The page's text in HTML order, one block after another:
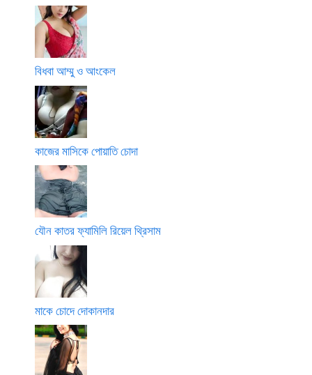
বিধবা আম্মু ও আংকেল
কাজের মাসিকে পোয়াতি চোদা
যৌন কাতর ফ্যামিলি রিয়েল থ্রিসাম
মাকে চোদে দোকানদার